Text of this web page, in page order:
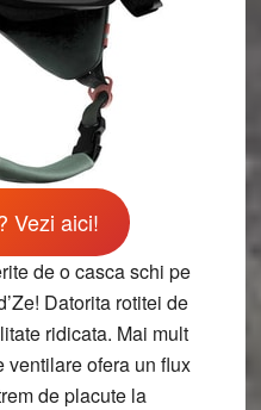
Vezi aici!
de o casca schi pe
Datorita rotitei de
ridicata. Mai mult
ventilare ofera un flux
de placute la